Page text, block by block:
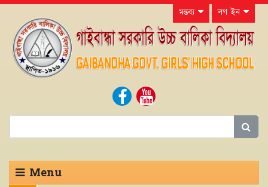
মন্তব্য লগ ইন
Menu